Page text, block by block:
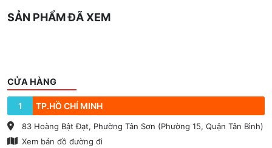
SẢN PHẨM ĐÃ XEM
CỬA HÀNG
1 TP.HỒ CHÍ MINH
83 Hoàng Bật Đạt, Phường Tân Sơn (Phường 15, Quận Tân Bình)
Xem bản đồ đường đi